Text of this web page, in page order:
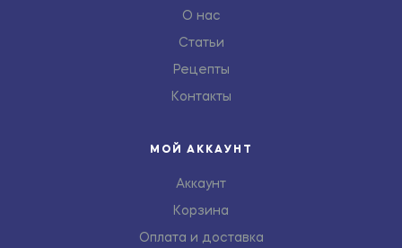
О нас
Статьи
Рецепты
Контакты
МОЙ АККАУНТ
Аккаунт
Корзина
Оплата и доставка